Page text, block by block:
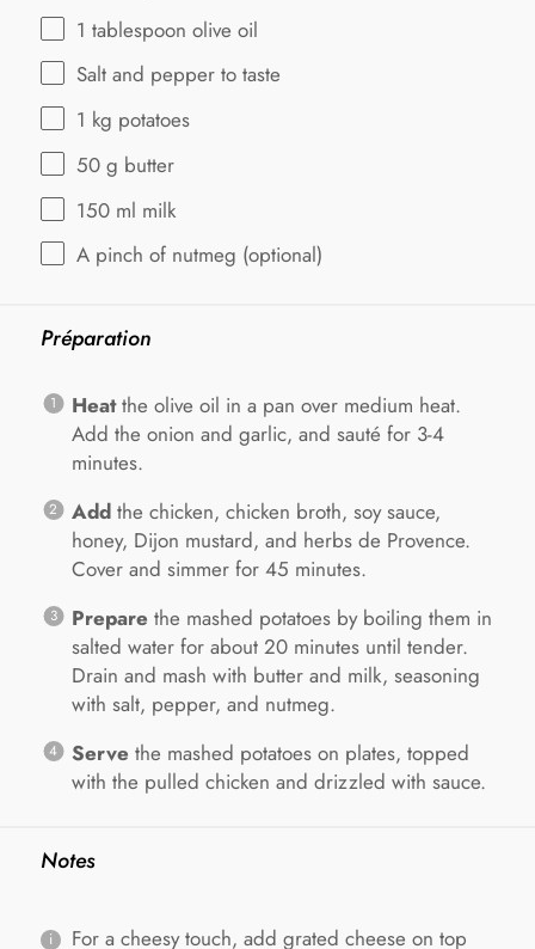
1 tablespoon olive oil
Salt and pepper to taste
1 kg potatoes
50 g butter
150 ml milk
A pinch of nutmeg (optional)
Préparation
Heatthe olive oil in a pan over medium heat.
Add the onion and garlic, and sauté for 3-4
minutes.
Addthe chicken, chicken broth, soy sauce,
honey, Dijon mustard, and herbs de Provence.
Cover and simmer for 45 minutes.
Prepare the mashed potatoes by boiling them in
salted water for about 20 minutes until tender.
Drain and mash with butter and milk, seasoning
with salt, pepper, and nutmeg.
Serve the mashed potatoes on plates, topped
with the pulled chicken and drizzled with sauce.
Notes
For a cheesy touch, add grated cheese on top